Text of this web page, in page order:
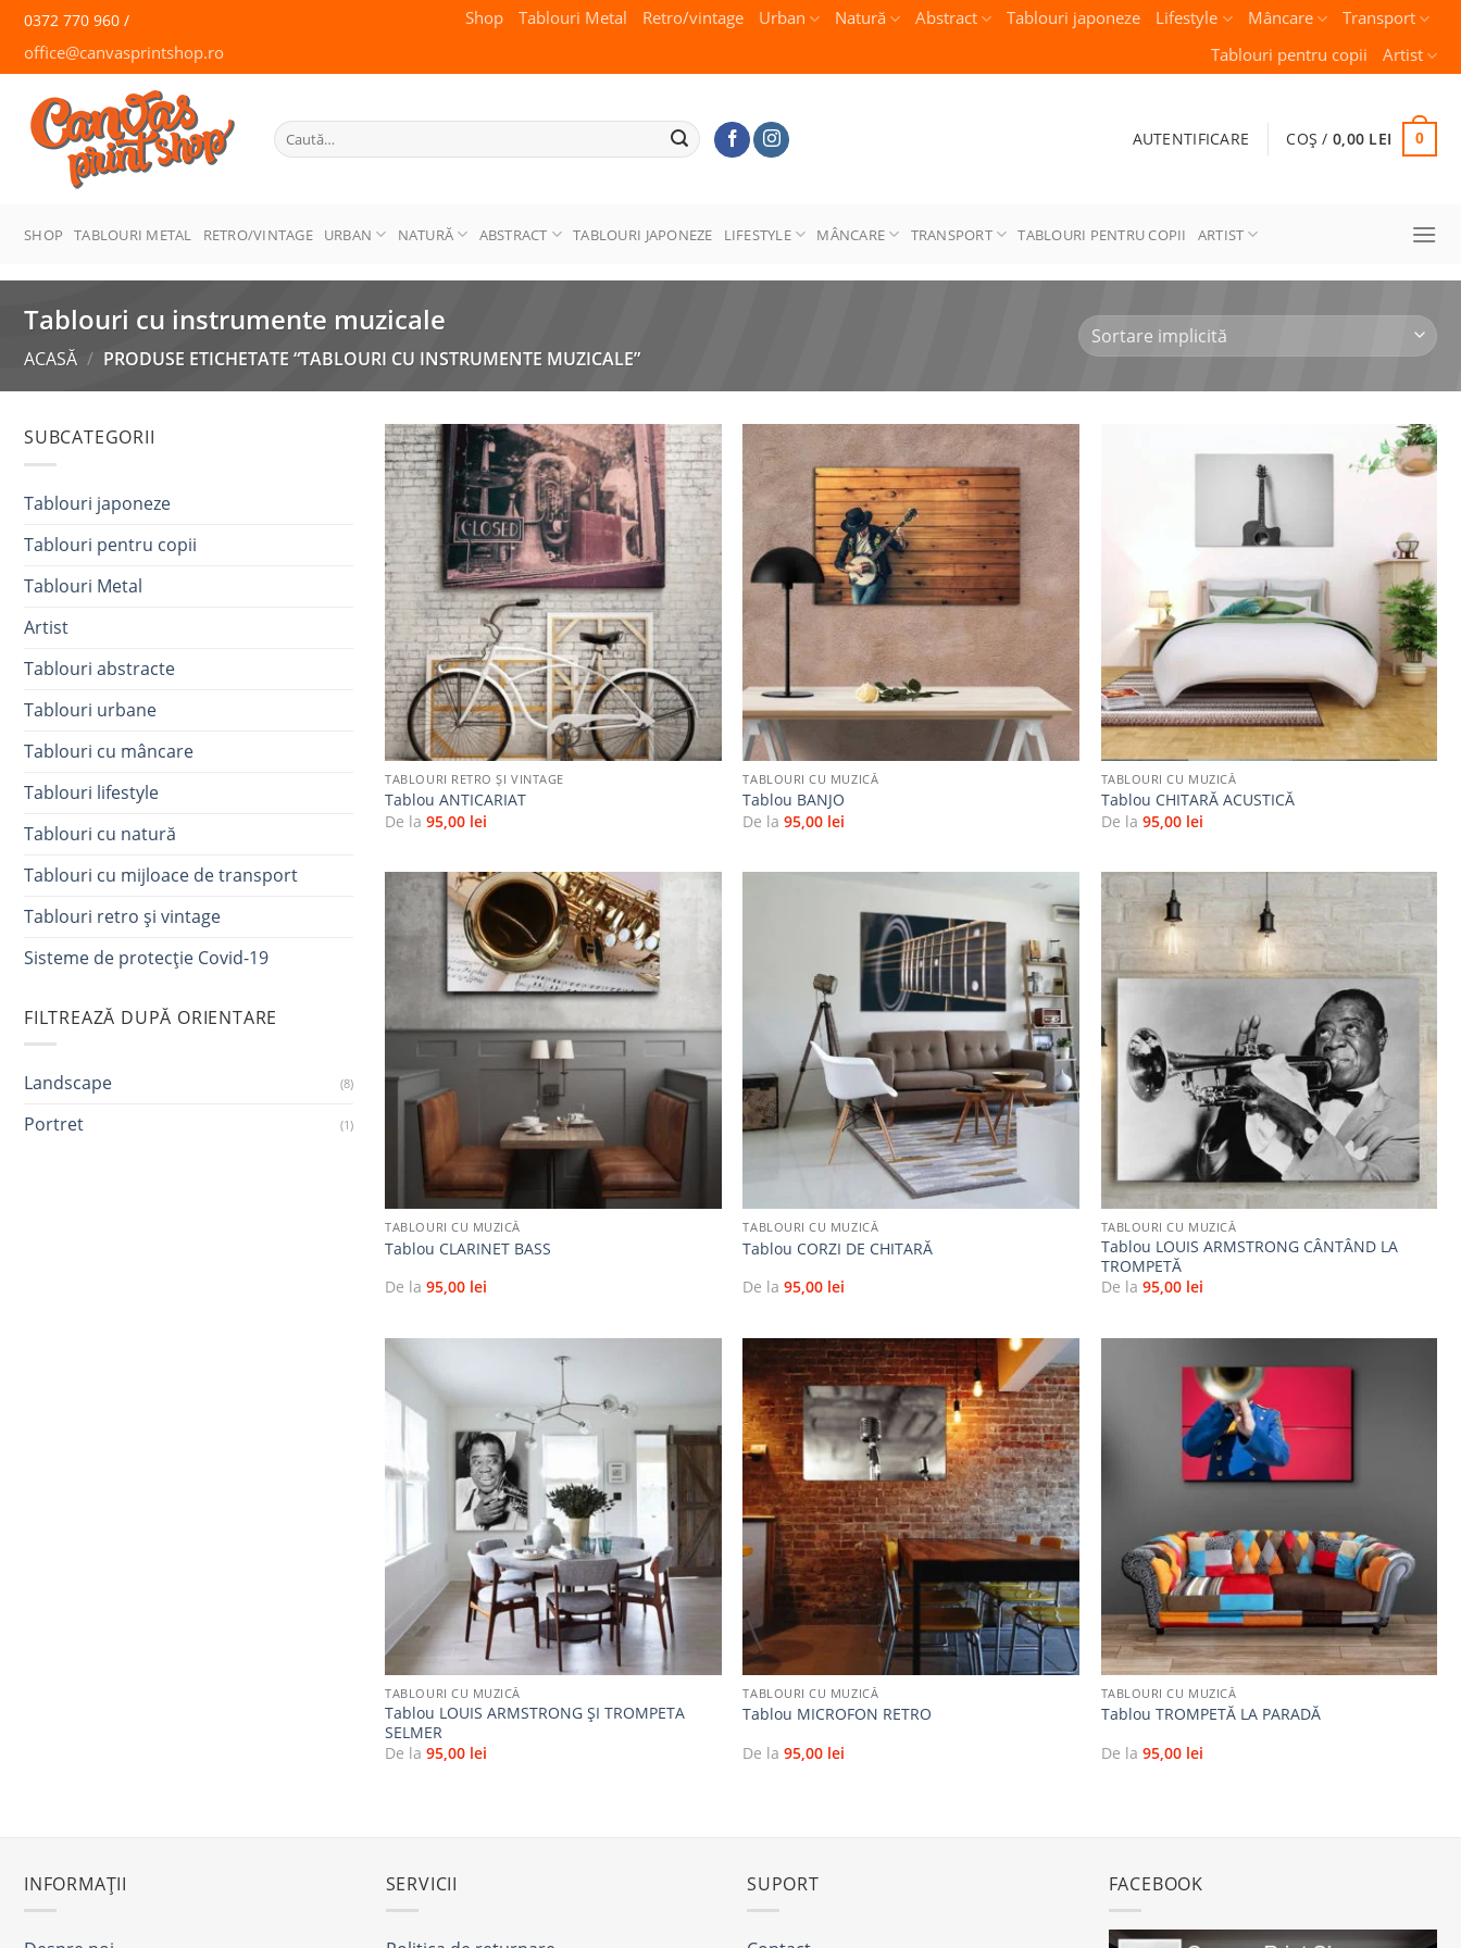
Skip
content
0372 770 960 /
office@canvasprintshop.ro
Shop Tablouri Metal Retro/vintage Urban Natură Abstract Tablouri japoneze Lifestyle Mâncare
Transport
Tablouri pentru copii
Artist
CANVAS
PRINT SHOP
Caută
după:
AUTENTIFICARE COȘ / 0,00 LEI 0
SHOP TABLOURI METAL RETRO/VINTAGE URBAN NATURĂ ABSTRACT TABLOURI JAPONEZE LIFESTYLE MÂNCARE TRANSPORT TABLOURI PENTRU COPII ARTIST
Tablouri cu instrumente muzicale
ACASĂ / PRODUSE ETICHETATE “TABLOURI CU INSTRUMENTE MUZICALE”
SUBCATEGORII
Tablouri japoneze
Tablouri pentru copii
Tablouri Metal
Artist
Tablouri abstracte
Tablouri urbane
Tablouri cu mâncare
Tablouri lifestyle
Tablouri cu natură
Tablouri cu mijloace de transport
Tablouri retro și vintage
Sisteme de protecție Covid-19
FILTREAZĂ DUPĂ ORIENTARE
Landscape (8)
Portret (1)
la
favorite
+
TABLOURI RETRO ȘI VINTAGE
Tablou ANTICARIAT
De la95,00 lei
Adaugă
favorite
+
TABLOURI CU MUZICĂ
Tablou BANJO
De la95,00 lei
la
favorite
+
TABLOURI CU MUZICĂ
Tablou CHITARĂ ACUSTICĂ
De la 95,00 lei
Adaugă
favorite
TABLOURI CU MUZICĂ
Tablou CLARINET BASS
De la95,00 lei
Adaugă
la
favorite
TABLOURI CU MUZICĂ
Tablou CORZI DE CHITARĂ
De la95,00 lei
Adaugă
favorite
+
TABLOURI CU MUZICĂ
Tablou LOUIS ARMSTRONG CÂNTÂND LA
TROMPETĂ
De la 95,00 lei
Adaugă
la
favorite
TABLOURI CU MUZICĂ
Tablou LOUIS ARMSTRONG ȘI TROMPETA
SELMER
De la95,00 lei
Adaugă
la
favorite
TABLOURI CU MUZICĂ
Tablou MICROFON RETRO
De la95,00 lei
+
TABLOURI CU MUZICĂ
Tablou TROMPETĂ LA PARADĂ
De la 95,00 lei
INFORMAȚII SERVICII SUPORT FACEBOOK